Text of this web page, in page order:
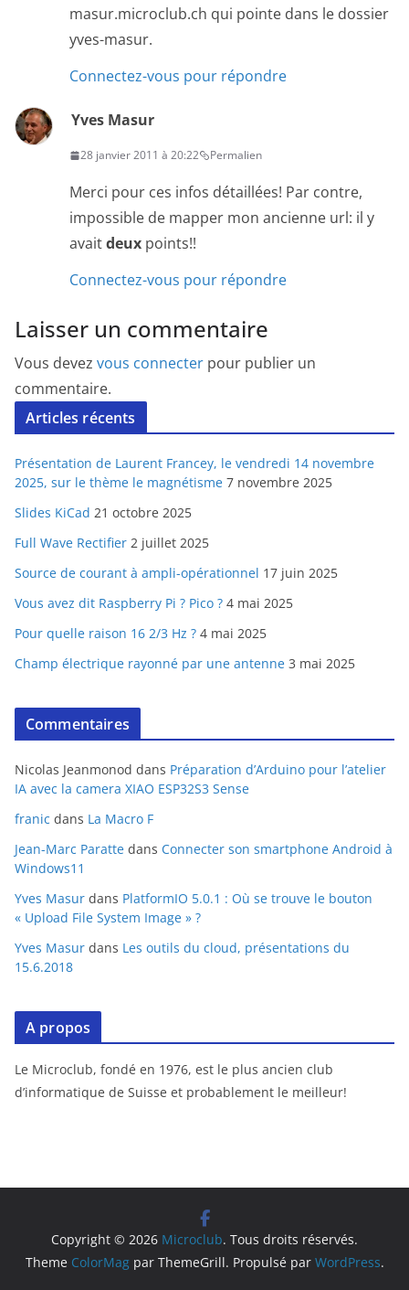
masur.microclub.ch qui pointe dans le dossier
yves-masur.
Connectez-vous pour répondre
Yves Masur
28 janvier 2011 à 20:22 Permalien
Merci pour ces infos détaillées! Par contre,
impossible de mapper mon ancienne url: il y
avaitdeux points!!
Connectez-vous pour répondre
Laisser un commentaire
Vous devez vous connecter pour publier un
commentaire.
Articles récents
Présentation de Laurent Francey, le vendredi 14 novembre
2025, sur le thème le magnétisme 7 novembre 2025
Slides KiCad 21 octobre 2025
Full Wave Rectifier 2 juillet 2025
Source de courant à ampli-opérationnel 17 juin 2025
Vous avez dit Raspberry Pi ? Pico ? 4 mai 2025
Pour quelle raison 16 2/3 Hz ? 4 mai 2025
Champ électrique rayonné par une antenne 3 mai 2025
Commentaires
Nicolas Jeanmonod dans Préparation d’Arduino pour l’atelier
IA avec la camera XIAO ESP32S3 Sense
franic dans La Macro F
Jean-Marc Paratte dans Connecter son smartphone Android à
Windows11
Yves Masur dans PlatformIO 5.0.1 : Où se trouve le bouton
« Upload File System Image » ?
Yves Masur dans Les outils du cloud, présentations du
15.6.2018
A propos
Le Microclub, fondé en 1976, est le plus ancien club
d’informatique de Suisse et probablement le meilleur!
Copyright © 2026 Microclub. Tous droits réservés.
Theme ColorMagpar ThemeGrill. Propulsé par WordPress.